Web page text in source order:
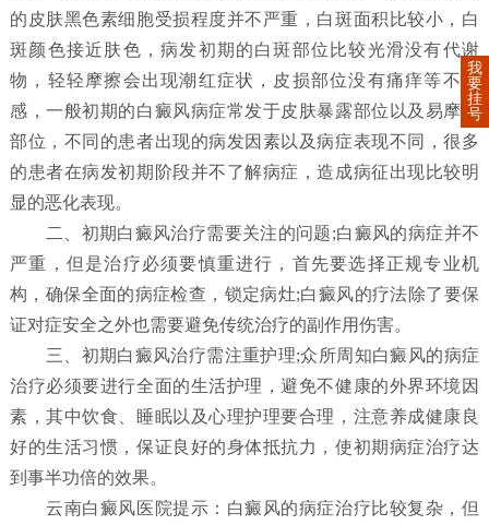
的皮肤黑色素细胞受损程度并不严重，白斑面积比较小，白
斑颜色接近肤色，病发初期的白斑部位比较光滑没有代谢
物，轻轻摩擦会出现潮红症状，皮损部位没有痛痒等不适
感，一般初期的白癜风病症常发于皮肤暴露部位以及易摩擦
部位，不同的患者出现的病发因素以及病症表现不同，很多
的患者在病发初期阶段并不了解病症，造成病征出现比较明
显的恶化表现。
二、初期白癜风治疗需要关注的问题;白癜风的病症并不
严重，但是治疗必须要慎重进行，首先要选择正规专业机
构，确保全面的病症检查，锁定病灶;白癜风的疗法除了要保
证对症安全之外也需要避免传统治疗的副作用伤害。
三、初期白癜风治疗需注重护理;众所周知白癜风的病症
治疗必须要进行全面的生活护理，避免不健康的外界环境因
素，其中饮食、睡眠以及心理护理要合理，注意养成健康良
好的生活习惯，保证良好的身体抵抗力，使初期病症治疗达
到事半功倍的效果。
云南白癜风医院提示：白癜风的病症治疗比较复杂，但
我
要
挂
号